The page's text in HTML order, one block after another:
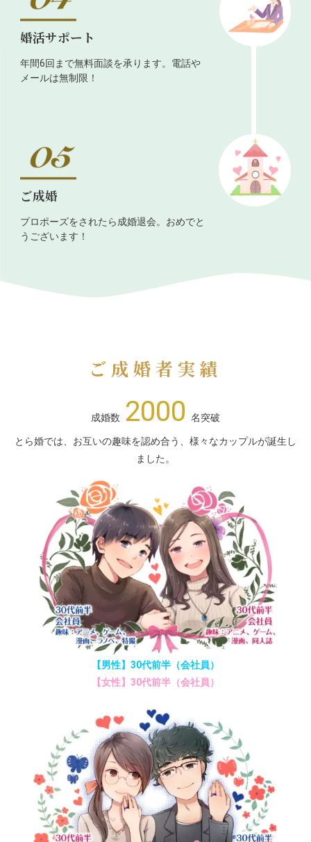
婚活サポート
年間6回まで無料面談を承ります。電話や
メールは無制限！
ご成婚
プロポーズをされたら成婚退会。おめでと
うございます！
ご成婚者実績
成婚数 2000 名突破
とら婚では、お互いの趣味を認め合う、様々なカップルが誕生し
ました。
【男性】30代前半（会社員）
【女性】30代前半（会社員）